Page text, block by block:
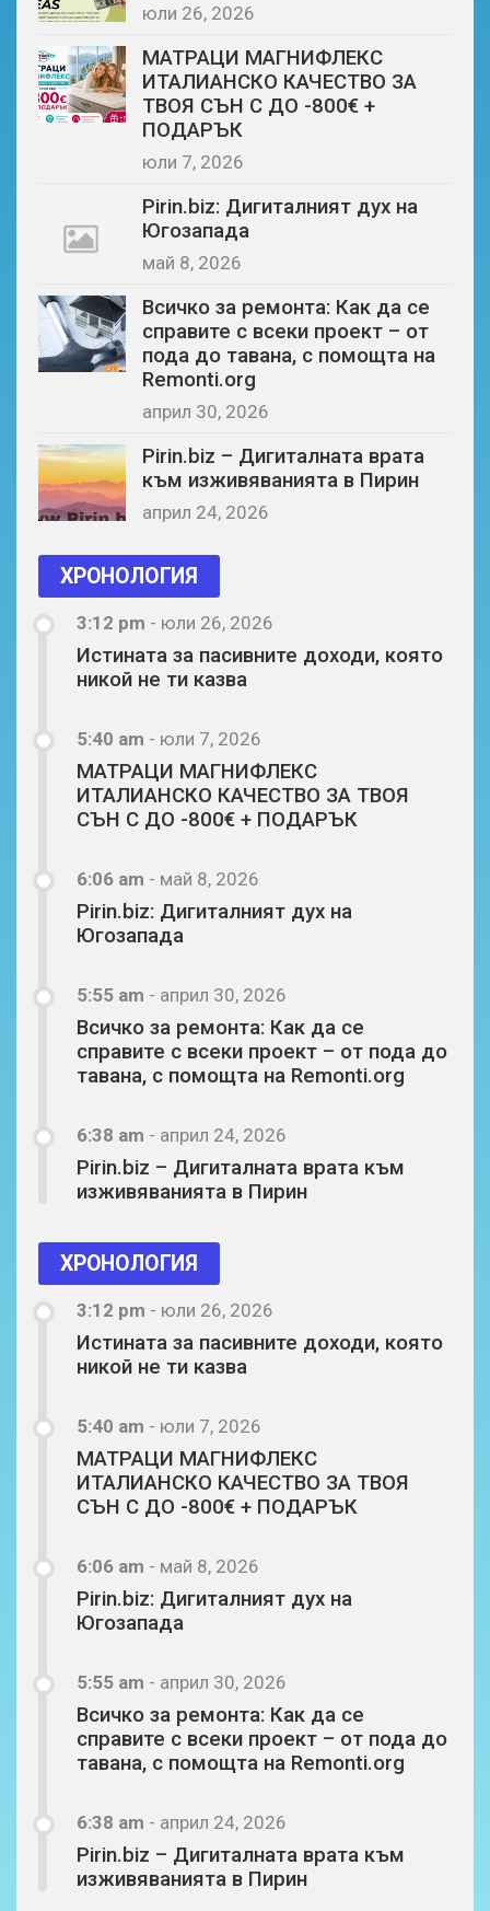
юли 26, 2026
МАТРАЦИ МАГНИФЛЕКС
ИТАЛИАНСКО КАЧЕСТВО ЗА
ТВОЯ СЪН С ДО -800€ +
ПОДАРЪК
юли 7, 2026
Pirin.biz: Дигиталният дух на
Югозапада
май 8, 2026
Всичко за ремонта: Как да се
справите с всеки проект – от
пода до тавана, с помощта на
Remonti.org
април 30, 2026
Pirin.biz – Дигиталната врата
към изживяванията в Пирин
април 24, 2026
ХРОНОЛОГИЯ
3:12 pm - юли 26, 2026
Истината за пасивните доходи, която
никой не ти казва
5:40 am - юли 7, 2026
МАТРАЦИ МАГНИФЛЕКС
ИТАЛИАНСКО КАЧЕСТВО ЗА ТВОЯ
СЪН С ДО -800€ + ПОДАРЪК
6:06 am - май 8, 2026
Pirin.biz: Дигиталният дух на
Югозапада
5:55 am - април 30, 2026
Всичко за ремонта: Как да се
справите с всеки проект – от пода до
тавана, с помощта на Remonti.org
6:38 am - април 24, 2026
Pirin.biz – Дигиталната врата към
изживяванията в Пирин
ХРОНОЛОГИЯ
3:12 pm - юли 26, 2026
Истината за пасивните доходи, която
никой не ти казва
5:40 am - юли 7, 2026
МАТРАЦИ МАГНИФЛЕКС
ИТАЛИАНСКО КАЧЕСТВО ЗА ТВОЯ
СЪН С ДО -800€ + ПОДАРЪК
6:06 am - май 8, 2026
Pirin.biz: Дигиталният дух на
Югозапада
5:55 am - април 30, 2026
Всичко за ремонта: Как да се
справите с всеки проект – от пода до
тавана, с помощта на Remonti.org
6:38 am - април 24, 2026
Pirin.biz – Дигиталната врата към
изживяванията в Пирин